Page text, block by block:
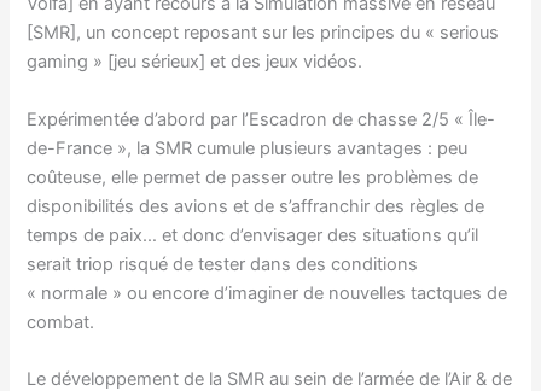
[SMR], un concept reposant sur les principes du « serious
gaming » [jeu sérieux] et des jeux vidéos.
Expérimentée d’abord par l’Escadron de chasse 2/5 « Île-
de-France », la SMR cumule plusieurs avantages : peu
coûteuse, elle permet de passer outre les problèmes de
disponibilités des avions et de s’affranchir des règles de
temps de paix… et donc d’envisager des situations qu’il
serait triop risqué de tester dans des conditions
« normale » ou encore d’imaginer de nouvelles tactques de
combat.
Le développement de la SMR au sein de l’armée de l’Air & de